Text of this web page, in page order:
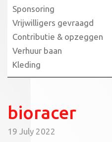
Sponsoring
Vrijwilligers gevraagd
Contributie & opzeggen
Verhuur baan
Kleding
bioracer
19 July 2022